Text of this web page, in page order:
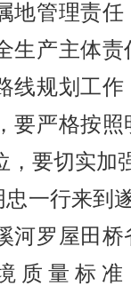
地管理责
生产主体
线规划工
要严格按
，要切实加
忠一行来到
河罗屋田桥
质量标